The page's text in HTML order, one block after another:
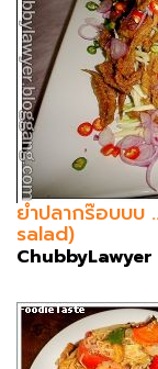
ยำปลากร๊อบบบ
salad)
ChubbyLawyer